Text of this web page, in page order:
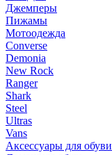
Джемперы
Пижамы
Мотоодежда
Converse
Demonia
New Rock
Ranger
Shark
Steel
Ultras
Vans
Аксессуары для обуви